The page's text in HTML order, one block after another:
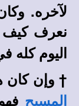
لآخره.
نعرف
اليوم كله
†وإن كان
المسيح